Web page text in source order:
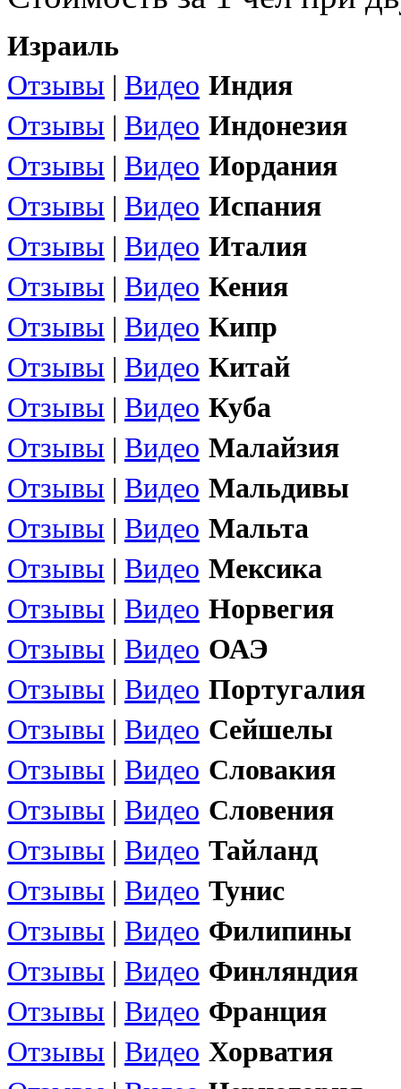
Израиль
Отзывы | Видео Индия
Отзывы | Видео Индонезия
Отзывы | Видео Иордания
Отзывы | Видео Испания
Отзывы | Видео Италия
Отзывы | Видео Кения
Отзывы | Видео Кипр
Отзывы | Видео Китай
Отзывы | Видео Куба
Отзывы | Видео Малайзия
Отзывы | Видео Мальдивы
Отзывы | Видео Мальта
Отзывы | Видео Мексика
Отзывы | Видео Норвегия
Отзывы | Видео ОАЭ
Отзывы | Видео Португалия
Отзывы | Видео Сейшелы
Отзывы | Видео Словакия
Отзывы | Видео Словения
Отзывы | Видео Тайланд
Отзывы | Видео Тунис
Отзывы | Видео Филипины
Отзывы | Видео Финляндия
Отзывы | Видео Франция
Отзывы | Видео Хорватия